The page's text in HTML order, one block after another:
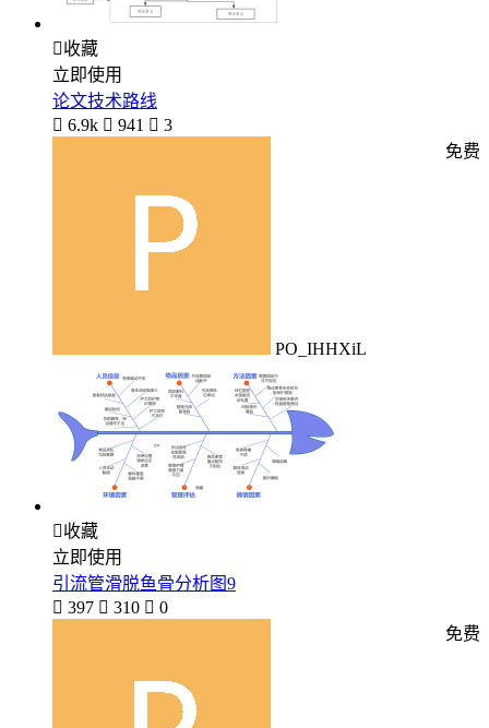
收藏
立即使用
论文技术路线
 6.9k  941  3
PO_IHHXiL
免费
收藏
立即使用
引流管滑脱鱼骨分析图9
 397  310  0
免费